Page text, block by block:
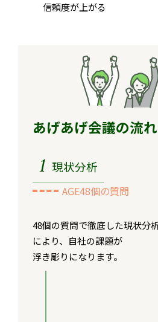
信頼度が上がる
あげあげ会議の流れ
1 現状分析
AGE48個の質問
48個の質問で徹底した現状分
により、自社の課題が
浮き彫りになります。